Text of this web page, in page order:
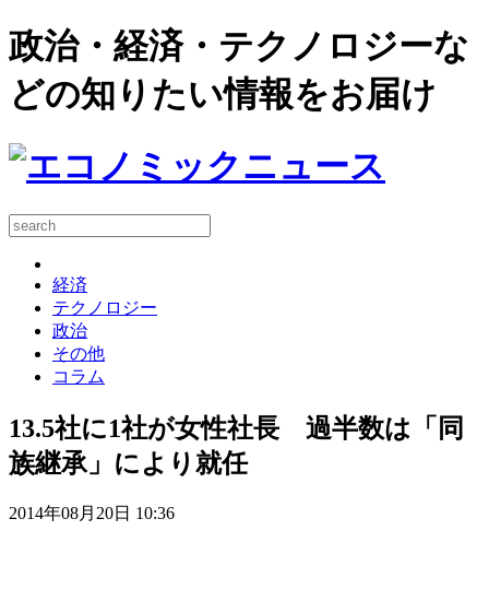
政治・経済・テクノロジーな
どの知りたい情報をお届け
経済
テクノロジー
政治
その他
コラム
13.5社に1社が女性社長 過半数は「同
族継承」により就任
2014年08月20日 10:36